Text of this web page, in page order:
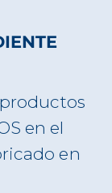
en el
en